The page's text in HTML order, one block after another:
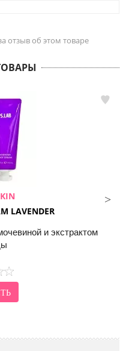
отзыв об этом товаре
LAVENDER
и экстрактом